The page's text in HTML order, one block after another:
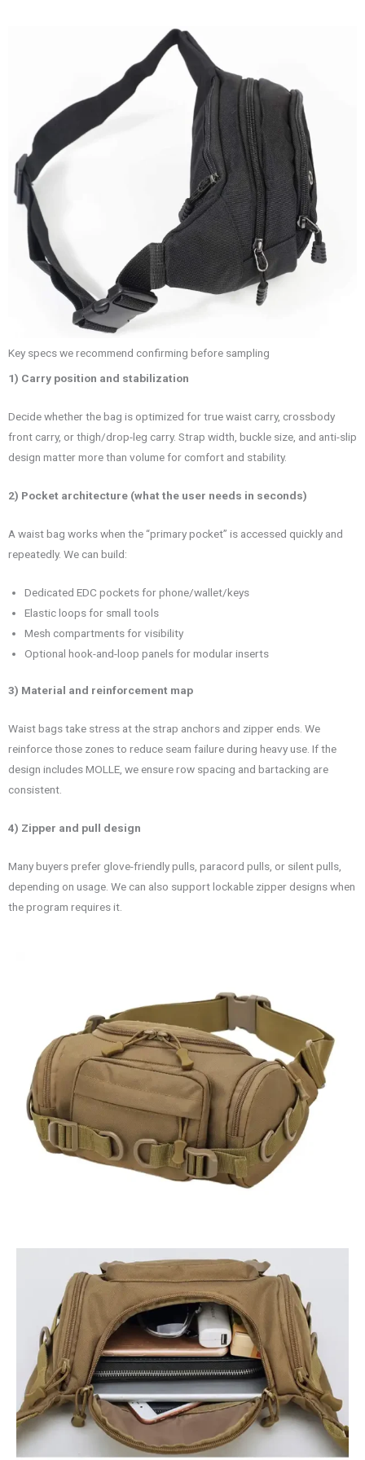
Key specs we recommend confirming before sampling
1) Carry position and stabilization
Decide whether the bag is optimized for true waist carry, crossbody
front carry, or thigh/drop-leg carry. Strap width, buckle size, and anti-slip
design matter more than volume for comfort and stability.
2) Pocket architecture (what the user needs in seconds)
A waist bag works when the “primary pocket” is accessed quickly and
repeatedly. We can build:
Dedicated EDC pockets for phone/wallet/keys
Elastic loops for small tools
Mesh compartments for visibility
Optional hook-and-loop panels for modular inserts
3) Material and reinforcement map
Waist bags take stress at the strap anchors and zipper ends. We
reinforce those zones to reduce seam failure during heavy use. If the
design includes MOLLE, we ensure row spacing and bartacking are
consistent.
4) Zipper and pull design
Many buyers prefer glove-friendly pulls, paracord pulls, or silent pulls,
depending on usage. We can also support lockable zipper designs when
the program requires it.